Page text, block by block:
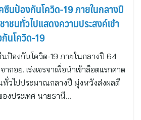
ซีนป้องกันโควิด-19 ภายในกลางปี
ชนทั่วไปแสดงความประสงค์เข้า
นโควิด-19
นป้องกันโควิด-19 ภายในกลางปี 64
อย. เร่งเจรจาเพื่อนำเข้าล็อตแรกคาด
ทั่วไปประมาณกลางปี มุ่งหวังส่งผลดี
งประเทศ นายธานี…